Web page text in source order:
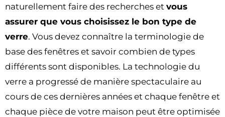
naturellement faire des recherches et vous
assurer que vous choisissez le bon type de
verre. Vous devez connaître la terminologie de
base des fenêtres et savoir combien de types
différents sont disponibles. La technologie du
verre a progressé de manière spectaculaire au
cours de ces dernières années et chaque fenêtre et
chaque pièce de votre maison peut être optimisée